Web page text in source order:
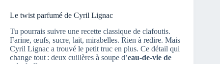
Le twist parfumé de Cyril Lignac
Tu pourrais suivre une recette classique de clafoutis.
Farine, œufs, sucre, lait, mirabelles. Rien à redire. Mais
Cyril Lignac a trouvé le petit truc en plus. Ce détail qui
change tout : deux cuillères à soupe d’eau-de-vie de